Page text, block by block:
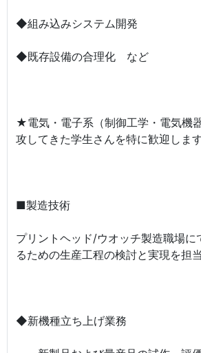
◆組み込みシステム開発
◆既存設備の合理化 など
★電気・電子系（制御工学・電気機
攻してきた学生さんを特に歓迎します
■製造技術
プリントヘッド/ウオッチ製造職場
るための生産工程の検討と実現を担
◆新機種立ち上げ業務